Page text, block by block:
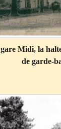
Midi, la
de garde-